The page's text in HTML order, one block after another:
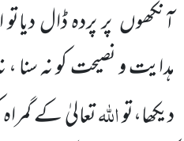
آنکھوں پر پردہ ڈال
ہدایت و نصیحت کو نہ سنا ،
دیکھا،تواللہتعالیٰ کے